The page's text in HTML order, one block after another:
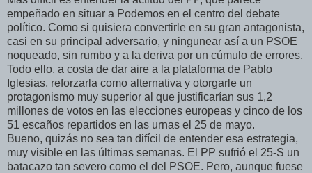
empeñado en situar a Podemos en el centro del debate
político. Como si quisiera convertirle en su gran antagonista,
casi en su principal adversario, y ningunear así a un PSOE
noqueado, sin rumbo y a la deriva por un cúmulo de errores.
Todo ello, a costa de dar aire a la plataforma de Pablo
Iglesias, reforzarla como alternativa y otorgarle un
protagonismo muy superior al que justificarían sus 1,2
millones de votos en las elecciones europeas y cinco de los
51 escaños repartidos en las urnas el 25 de mayo.
Bueno, quizás no sea tan difícil de entender esa estrategia,
muy visible en las últimas semanas. El PP sufrió el 25-S un
batacazo tan severo como el del PSOE. Pero, aunque fuese